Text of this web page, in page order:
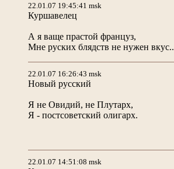
22.01.07 19:45:41 msk
Куршавелец
А я ваще прастой француз,
Мне руских блядств не нужен вкус..
22.01.07 16:26:43 msk
Новый русский
Я не Овидий, не Плутарх,
Я - постсоветский олигарх.
22.01.07 14:51:08 msk